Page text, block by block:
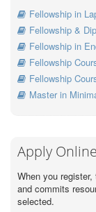
Fellowship in
Fellowship &
Fellowship in
Fellowship
Fellowship
Master in
Apply Online
When you
and commits
selected.